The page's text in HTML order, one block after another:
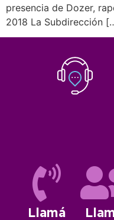
presencia de Dozer,
2018 La Subdirección
Llamá